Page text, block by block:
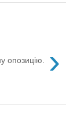
›
опозицію.